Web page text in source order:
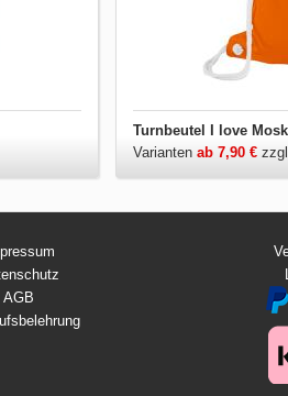
Turnbeutel I love
Varianten ab 7,90 €
AGB